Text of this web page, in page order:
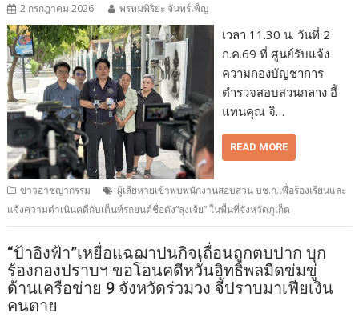
2 กรกฎาคม 2026 พรหมพิริยะ จันทร์เพ็ญ
เวลา 11.30 น. วันที่ 2
ก.ค.69 ที่ ศูนย์รับแจ้ง
ความกองบัญชาการ
ตำรวจสอบสวนกลาง อี้
แทนคุณ จิ…
READ MORE
ข่าวอาชญากรรม
ผู้เสียหายเข้าพบพนักงานสอบสวน บช.ก.เพื่อร้องเรียนและ
แจ้งความดำเนินคดีกับเต็นท์รถยนต์ชื่อดัง“ลุงเจ้ย” ในพื้นที่จังหวัดภูเก็ต
“ป้าอิงฟ้า”เหยื่อแฉฌาปนกิจเถื่อนถูกตบปาก บุก
ร้องกองปราบฯ ขอโอนคดีหวั่นอิทธิพลมืดข่มขู่
ด้านเครือข่าย 9 จังหวัดร่วมวง จี้ปราบมาเฟียเงิน
คนตาย